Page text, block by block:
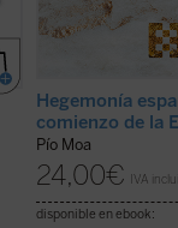
Hegemonía
comienzo de la
Pío Moa
24,00€ IVA
disponible en ebook: